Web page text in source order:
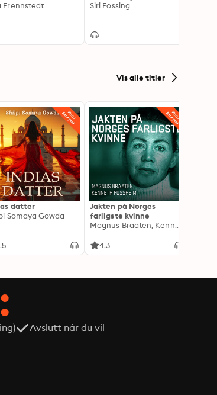
Frennstedt
Siri Fossing
Vis alle titler
datter
Somaya Gowda
Jakten på Norges
farligste kvinne
Magnus Braaten, Kenneth Fossheim
4.3
Avslutt når du vil